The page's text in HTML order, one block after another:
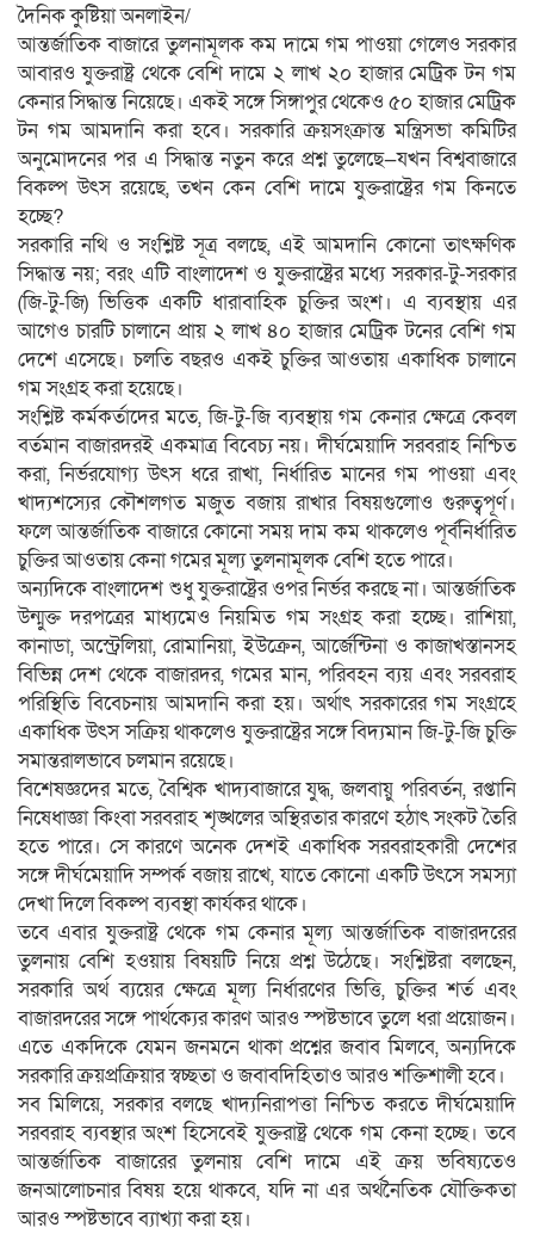
দৈনিক কুষ্টিয়া অনলাইন/
আন্তর্জাতিক বাজারে তুলনামূলক কম দামে গম পাওয়া গেলেও সরকার
আবারও যুক্তরাষ্ট্র থেকে বেশি দামে ২ লাখ ২০ হাজার মেট্রিক টন গম
কেনার সিদ্ধান্ত নিয়েছে। একই সঙ্গে সিঙ্গাপুর থেকেও ৫০ হাজার মেট্রিক
টন গম আমদানি করা হবে। সরকারি ক্রয়সংক্রান্ত মন্ত্রিসভা কমিটির
অনুমোদনের পর এ সিদ্ধান্ত নতুন করে প্রশ্ন তুলেছে—যখন বিশ্ববাজারে
বিকল্প উৎস রয়েছে, তখন কেন বেশি দামে যুক্তরাষ্ট্রের গম কিনতে
হচ্ছে?
সরকারি নথি ও সংশ্লিষ্ট সূত্র বলছে, এই আমদানি কোনো তাৎক্ষণিক
সিদ্ধান্ত নয়; বরং এটি বাংলাদেশ ও যুক্তরাষ্ট্রের মধ্যে সরকার-টু-সরকার
(জি-টু-জি) ভিত্তিক একটি ধারাবাহিক চুক্তির অংশ। এ ব্যবস্থায় এর
আগেও চারটি চালানে প্রায় ২ লাখ ৪০ হাজার মেট্রিক টনের বেশি গম
দেশে এসেছে। চলতি বছরও একই চুক্তির আওতায় একাধিক চালানে
গম সংগ্রহ করা হয়েছে।
সংশ্লিষ্ট কর্মকর্তাদের মতে, জি-টু-জি ব্যবস্থায় গম কেনার ক্ষেত্রে কেবল
বর্তমান বাজারদরই একমাত্র বিবেচ্য নয়। দীর্ঘমেয়াদি সরবরাহ নিশ্চিত
করা, নির্ভরযোগ্য উৎস ধরে রাখা, নির্ধারিত মানের গম পাওয়া এবং
খাদ্যশস্যের কৌশলগত মজুত বজায় রাখার বিষয়গুলোও গুরুত্বপূর্ণ।
ফলে আন্তর্জাতিক বাজারে কোনো সময় দাম কম থাকলেও পূর্বনির্ধারিত
চুক্তির আওতায় কেনা গমের মূল্য তুলনামূলক বেশি হতে পারে।
অন্যদিকে বাংলাদেশ শুধু যুক্তরাষ্ট্রের ওপর নির্ভর করছে না। আন্তর্জাতিক
উন্মুক্ত দরপত্রের মাধ্যমেও নিয়মিত গম সংগ্রহ করা হচ্ছে। রাশিয়া,
কানাডা, অস্ট্রেলিয়া, রোমানিয়া, ইউক্রেন, আর্জেন্টিনা ও কাজাখস্তানসহ
বিভিন্ন দেশ থেকে বাজারদর, গমের মান, পরিবহন ব্যয় এবং সরবরাহ
পরিস্থিতি বিবেচনায় আমদানি করা হয়। অর্থাৎ সরকারের গম সংগ্রহে
একাধিক উৎস সক্রিয় থাকলেও যুক্তরাষ্ট্রের সঙ্গে বিদ্যমান জি-টু-জি চুক্তি
সমান্তরালভাবে চলমান রয়েছে।
বিশেষজ্ঞদের মতে, বৈশ্বিক খাদ্যবাজারে যুদ্ধ, জলবায়ু পরিবর্তন, রপ্তানি
নিষেধাজ্ঞা কিংবা সরবরাহ শৃঙ্খলের অস্থিরতার কারণে হঠাৎ সংকট তৈরি
হতে পারে। সে কারণে অনেক দেশই একাধিক সরবরাহকারী দেশের
সঙ্গে দীর্ঘমেয়াদি সম্পর্ক বজায় রাখে, যাতে কোনো একটি উৎসে সমস্যা
দেখা দিলে বিকল্প ব্যবস্থা কার্যকর থাকে।
তবে এবার যুক্তরাষ্ট্র থেকে গম কেনার মূল্য আন্তর্জাতিক বাজারদরের
তুলনায় বেশি হওয়ায় বিষয়টি নিয়ে প্রশ্ন উঠেছে। সংশ্লিষ্টরা বলছেন,
সরকারি অর্থ ব্যয়ের ক্ষেত্রে মূল্য নির্ধারণের ভিত্তি, চুক্তির শর্ত এবং
বাজারদরের সঙ্গে পার্থক্যের কারণ আরও স্পষ্টভাবে তুলে ধরা প্রয়োজন।
এতে একদিকে যেমন জনমনে থাকা প্রশ্নের জবাব মিলবে, অন্যদিকে
সরকারি ক্রয়প্রক্রিয়ার স্বচ্ছতা ও জবাবদিহিতাও আরও শক্তিশালী হবে।
সব মিলিয়ে, সরকার বলছে খাদ্যনিরাপত্তা নিশ্চিত করতে দীর্ঘমেয়াদি
সরবরাহ ব্যবস্থার অংশ হিসেবেই যুক্তরাষ্ট্র থেকে গম কেনা হচ্ছে। তবে
আন্তর্জাতিক বাজারের তুলনায় বেশি দামে এই ক্রয় ভবিষ্যতেও
জনআলোচনার বিষয় হয়ে থাকবে, যদি না এর অর্থনৈতিক যৌক্তিকতা
আরও স্পষ্টভাবে ব্যাখ্যা করা হয়।